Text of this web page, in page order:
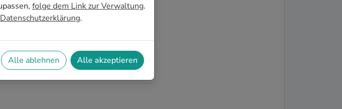
in Regensburg!
Auf SofaConcerts
und
folge dem Link zur Verwaltung.
Datenschutzerklärung.
Alle ablehnen Alle akzeptieren